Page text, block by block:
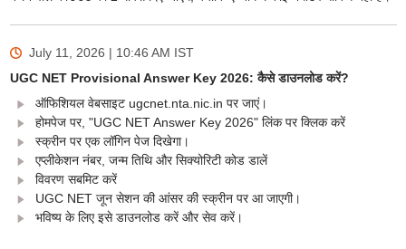
July 11, 2026 | 10:46 AM IST
UGC NET Provisional Answer Key 2026: कैसे डाउनलोड करें?
ऑफिशियल वेबसाइट ugcnet.nta.nic.in पर जाएं।
होमपेज पर, "UGC NET Answer Key 2026" लिंक पर क्लिक करें
स्क्रीन पर एक लॉगिन पेज दिखेगा।
एप्लीकेशन नंबर, जन्म तिथि और सिक्योरिटी कोड डालें
विवरण सबमिट करें
UGC NET जून सेशन की आंसर की स्क्रीन पर आ जाएगी।
भविष्य के लिए इसे डाउनलोड करें और सेव करें।